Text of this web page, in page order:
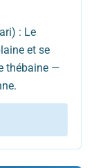
: Le
et se
thébaine —